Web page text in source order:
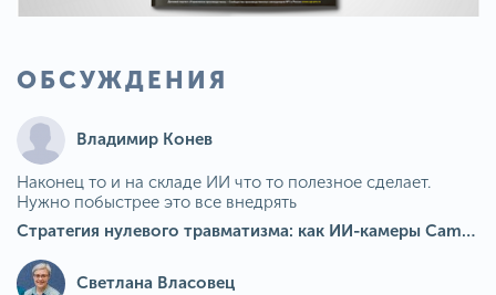
ОБСУЖДЕНИЯ
Владимир Конев
Наконец то и на складе ИИ что то полезное сделает.
Нужно побыстрее это все внедрять
Стратегия нулевого травматизма: как ИИ-камеры Camkord снижают риск наезда на пешехода при работе на погрузчике
Светлана Власовец